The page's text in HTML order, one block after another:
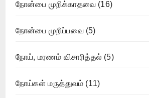
நோன்பை முறிக்காதவை (16)
நோன்பை முறிப்பவை(5)
நோய், மரணம் விசாரித்தல் (5)
நோய்கள் மருத்துவம் (11)